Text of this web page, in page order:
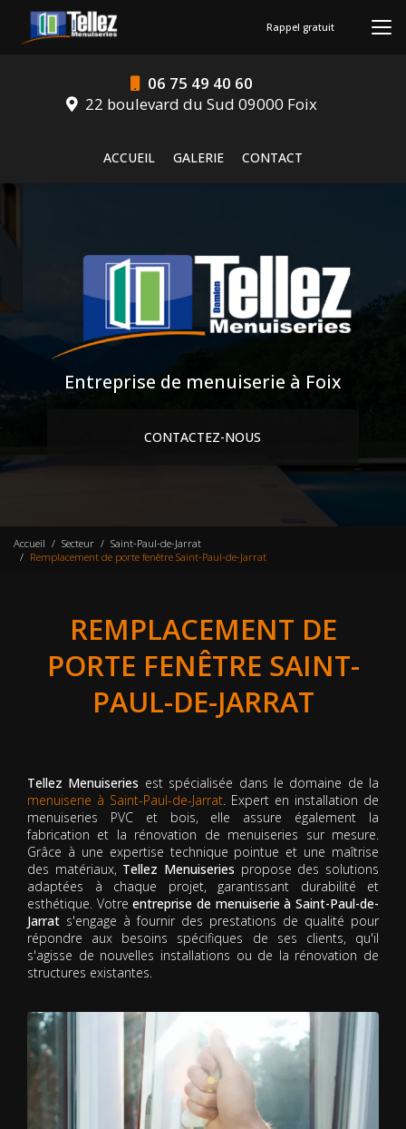
contenu
06 75 49 40 60
22 boulevard du Sud 09000 Foix
ACCUEIL
GALERIE CONTACT
Rappel gratuit
Entreprise de menuiserie à Foix
CONTACTEZ-NOUS
Accueil Secteur
Saint-Paul-de-Jarrat
Remplacement de porte fenêtre Saint-Paul-de-Jarrat
REMPLACEMENT DE
PORTE FENÊTRE SAINT-
PAUL-DE-JARRAT
Tellez Menuiseries est spécialisée dans le domaine de la
menuiserie à Saint-Paul-de-Jarrat. Expert en installation de
menuiseries PVC et bois, elle assure également la
fabrication et la rénovation de menuiseries sur mesure.
Grâce à une expertise technique pointue et une maîtrise
des matériaux, Tellez Menuiseries propose des solutions
adaptées à chaque projet, garantissant durabilité et
esthétique. Votreentreprise de menuiserie à Saint-Paul-de-
Jarrat s'engage à fournir des prestations de qualité pour
répondre aux besoins spécifiques de ses clients, qu'il
s'agisse de nouvelles installations ou de la rénovation de
structures existantes.